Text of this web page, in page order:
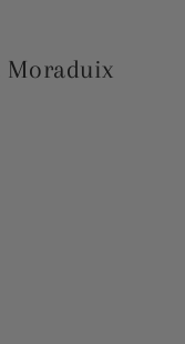
Moraduix